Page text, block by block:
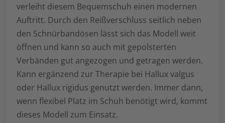
verleiht diesem Bequemschuh einen modernen
Auftritt. Durch den Reißverschluss seitlich neben
den Schnürbandösen lässt sich das Modell weit
öffnen und kann so auch mit gepolsterten
Verbänden gut angezogen und getragen werden.
Kann ergänzend zur Therapie bei Hallux valgus
oder Hallux rigidus genutzt werden. Immer dann,
wenn flexibel Platz im Schuh benötigt wird, kommt
dieses Modell zum Einsatz.